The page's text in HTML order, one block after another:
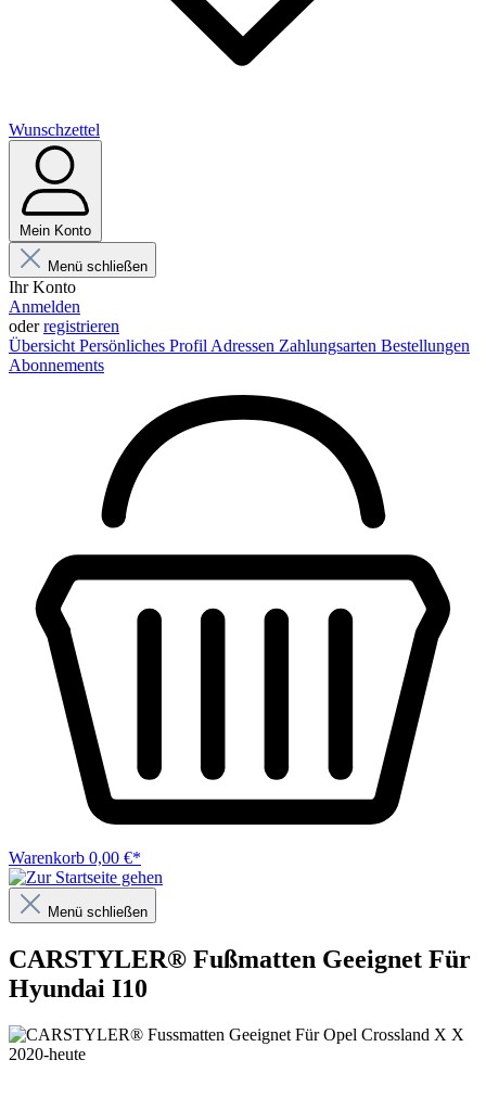
Wunschzettel
Mein Konto
Menü schließen
Ihr Konto
Anmelden
oderregistrieren
Übersicht Persönliches Profil Adressen Zahlungsarten Bestellungen
Abonnements
Warenkorb 0,00 €*
Menü schließen
CARSTYLER® Fußmatten Geeignet Für
Hyundai I10